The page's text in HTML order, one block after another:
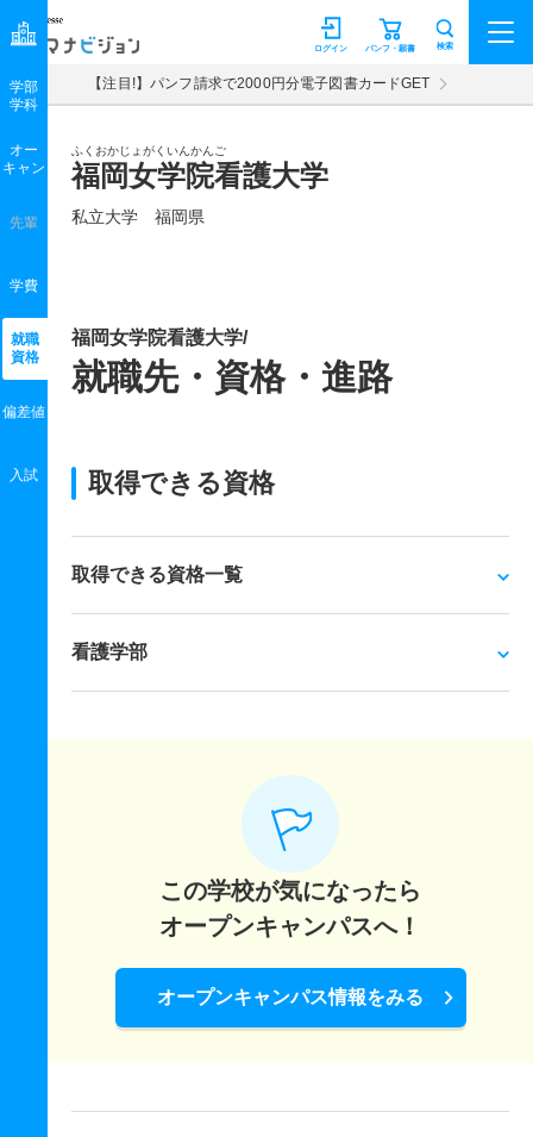
マナビジョン パンフ・願書
ログイン 検索
【注目!】パンフ請求で2000円分電子図書カードGET
ふくおかじょがくいんかんご
福岡女学院看護大学
私立大学 福岡県
学部
学科
オー
キャン
先輩
学費
就職
資格
偏差値
入試
福岡女学院看護大学/
就職先・資格・進路
取得できる資格
取得できる資格一覧
看護学部
この学校が気になったら
オープンキャンパスへ！
オープンキャンパス情報をみる